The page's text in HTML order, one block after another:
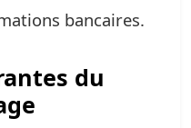
bancaires.
du